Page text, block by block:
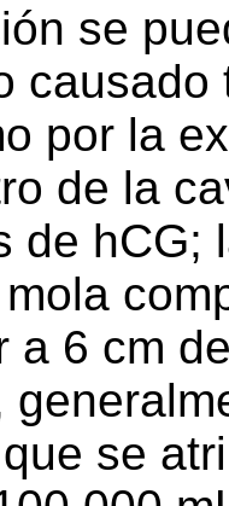
se
por la
de la
de hCG;
a 6 cm
se